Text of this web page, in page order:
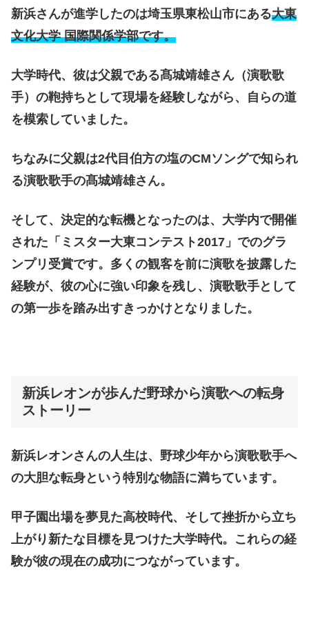
新浜さんが進学したのは埼玉県東松山市にある大東
文化大学 国際関係学部です。
大学時代、彼は父親である髙城靖雄さん（演歌歌
手）の鞄持ちとして現場を経験しながら、自らの道
を模索していました。
ちなみに父親は2代目伯方の塩のCMソングで知られ
る演歌歌手の髙城靖雄さん。
そして、決定的な転機となったのは、大学内で開催
された「ミスター大東コンテスト2017」でのグラ
ンプリ受賞です。多くの観客を前に演歌を披露した
経験が、彼の心に強い印象を残し、演歌歌手として
の第一歩を踏み出すきっかけとなりました。
新浜レオンが歩んだ野球から演歌への転身
ストーリー
新浜レオンさんの人生は、野球少年から演歌歌手へ
の大胆な転身という特別な物語に満ちています。
甲子園出場を夢見た高校時代、そして挫折から立ち
上がり新たな目標を見つけた大学時代。これらの経
験が彼の現在の成功につながっています。